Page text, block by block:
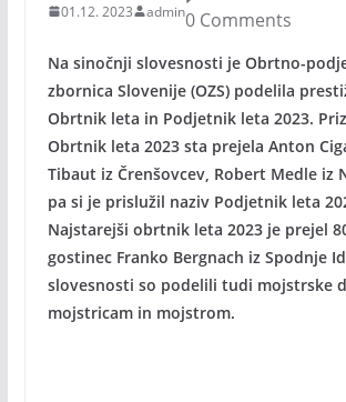
01.12. 2023 admin0 Comments
Na sinočnji slovesnosti je Obrtno-
zbornica Slovenije (OZS) podelila
Obrtnik leta in Podjetnik leta 2023.
Obrtnik leta 2023 sta prejela Anton
Tibaut iz Črenšovcev, Robert Medle iz
pa si je prislužil naziv Podjetnik leta
Najstarejši obrtnik leta 2023 je prejel
gostinec Franko Bergnach iz Spodnje
slovesnosti so podelili tudi mojstrske
mojstricam in mojstrom.